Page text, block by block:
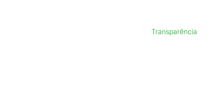
Transparência